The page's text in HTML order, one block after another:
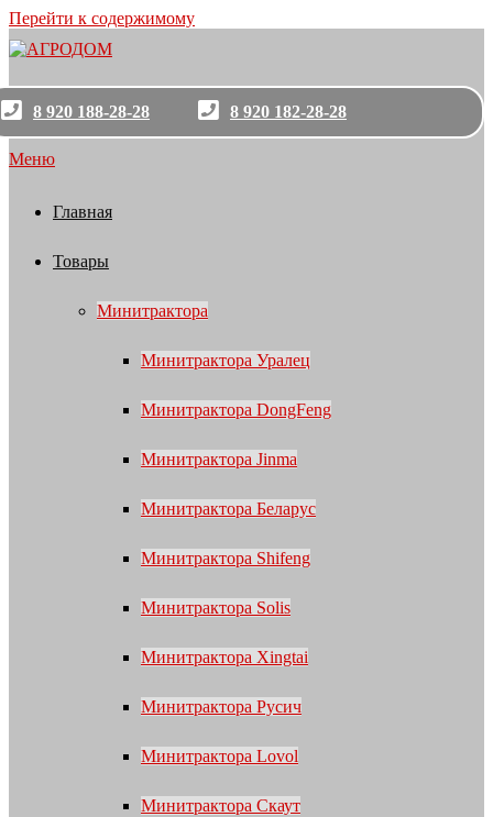
Перейти к содержимому
8 920 188-28-28 8 920 182-28-28
Меню
Главная
Товары
Минитрактора
Минитрактора Уралец
Минитрактора DongFeng
Минитрактора Jinma
Минитрактора Беларус
Минитрактора Shifeng
Минитрактора Solis
Минитрактора Xingtai
Минитрактора Русич
Минитрактора Lovol
Минитрактора Скаут